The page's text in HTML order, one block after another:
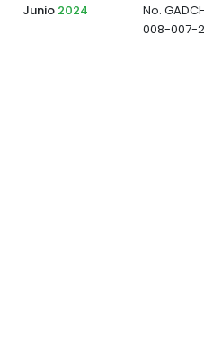
Junio 2024
No.
008-007-